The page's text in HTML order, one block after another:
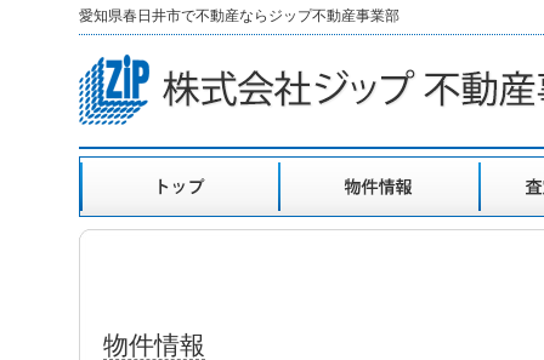
愛知県春日井市で不動産ならジップ不動産事業部
物件情報